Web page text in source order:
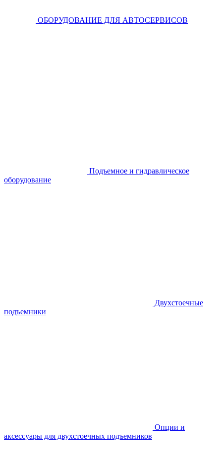
ОБОРУДОВАНИЕ ДЛЯ АВТОСЕРВИСОВ
Подъемное и гидравлическое
оборудование
Двухстоечные
подъемники
Опции и
аксессуары для двухстоечных подъемников